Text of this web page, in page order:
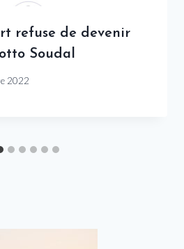
refuse de devenir
Soudal
2022